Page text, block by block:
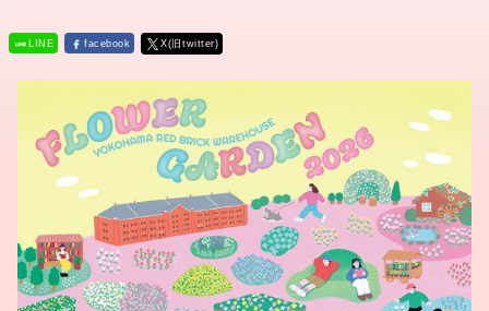
LINE facebook X(旧twitter)